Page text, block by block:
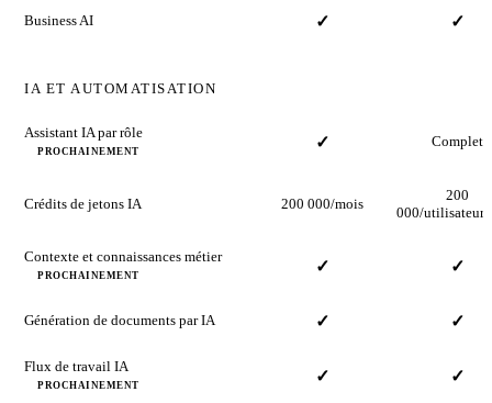
Business AI ✓ ✓
IA ET AUTOMATISATION
Assistant IA par rôle
PROCHAINEMENT
✓ Complet
Crédits de jetons IA 200 000/mois
200
000/utilisateur/
Contexte et connaissances métier
PROCHAINEMENT
✓ ✓
Génération de documents par IA ✓ ✓
Flux de travail IA
PROCHAINEMENT
✓ ✓